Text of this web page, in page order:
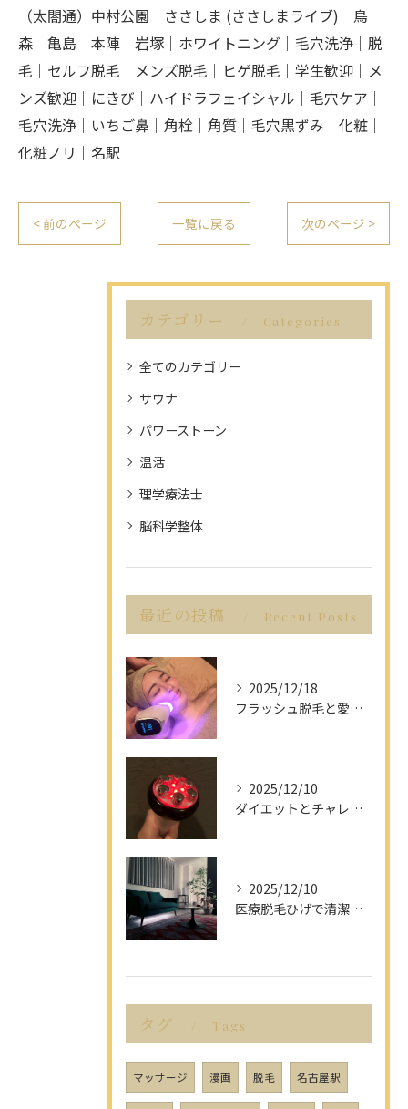
（太閤通）中村公園 ささしま (ささしまライブ) 鳥
森 亀島 本陣 岩塚｜ホワイトニング｜毛穴洗浄｜脱
毛｜セルフ脱毛｜メンズ脱毛｜ヒゲ脱毛｜学生歓迎｜メ
ンズ歓迎｜にきび｜ハイドラフェイシャル｜毛穴ケア｜
毛穴洗浄｜いちご鼻｜角栓｜角質｜毛穴黒ずみ｜化粧｜
化粧ノリ｜名駅
< 前のページ 一覧に戻る 次のページ >
カテゴリー Categories
全てのカテゴリー
サウナ
パワーストーン
温活
理学療法士
脳科学整体
最近の投稿 Recent Posts
2025/12/18
フラッシュ脱毛と愛知県名古屋市の最新脱毛事情で理想の美肌を目指す方法
2025/12/10
ダイエットとチャレンジを愛知県名古屋市で楽しみながら成功させるポイント解説
2025/12/10
医療脱毛ひげで清潔感アップを目指す男性へ愛知県名古屋市のヒゲ脱毛で選ぶべきポイント
タグ Tags
マッサージ 漫画 脱毛 名古屋駅